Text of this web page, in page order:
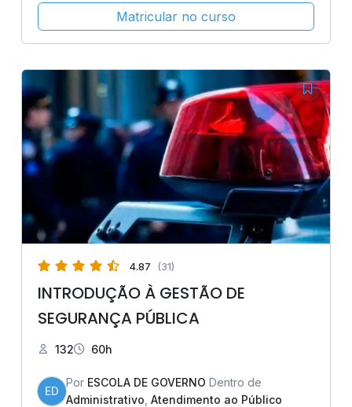
Matricular no curso
4.87 (31)
INTRODUÇÃO À GESTÃO DE
SEGURANÇA PÚBLICA
132 60h
ED
Por ESCOLA DE GOVERNO Dentro de
Administrativo Atendimento ao Público